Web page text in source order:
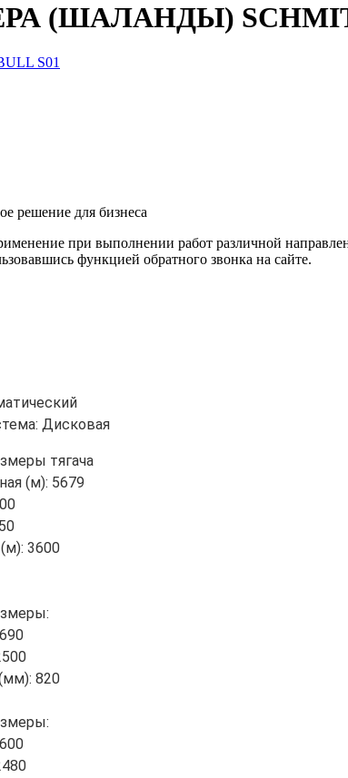
SCHMITZ
для бизнеса
при выполнении работ различной
функцией обратного звонка на сайте.
Дисковая
тягача
(м): 5679
3600
820